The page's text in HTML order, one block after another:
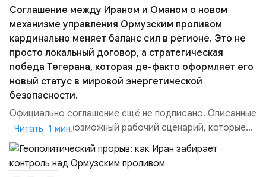
Соглашение между Ираном и Оманом о новом
механизме управления Ормузским проливом
кардинально меняет баланс сил в регионе. Это не
просто локальный договор, а стратегическая
победа Тегерана, которая де-факто оформляет его
новый статус в мировой энергетической
безопасности.
Официально соглашение ещё не подписано. Описанные
пункты — это возможный рабочий сценарий, которые
скорее всего будут реализованы.Разбираем ключевые
тезисы и последствия этого соглашения:. 1. Новые
доли контроля (75 на 25). Было: Ранее Иран и Оман
Читать 1 мин.